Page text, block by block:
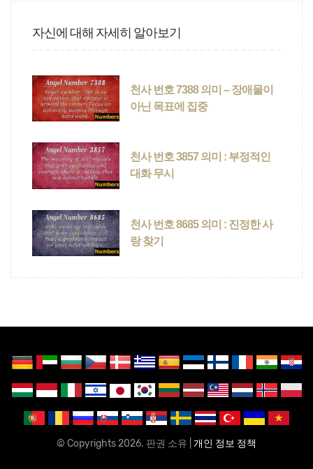
자신에 대해 자세히 알아보기
천사 번호 7388 의미 – 장애물이
아닌 목표에 집중
천사 번호 3857 의미 : 부정적인
대화 무시
천사 번호 8685 의미 : 진정한 사
랑 찾기
© Copyrights 2026. 판권 소유 | 개인 정보 정책